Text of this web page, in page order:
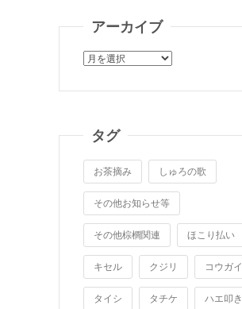
アーカイブ
ア
カ
タグ
お茶摘み しゅろの歌
その他お知らせ等
その他棕櫚関連 ほこり払い
キセル クジリ コウガイ
タイシ タチケ ハエ叩き